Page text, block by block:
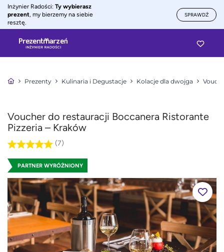
Inżynier Radości: Ty wybierasz
prezent, my bierzemy na siebie
resztę.
SPRAWDŹ
Prezenty Kulinaria i Degustacje Kolacje dla dwojga
Voucher do restauracji Boccanera Ristorante
Pizzeria – Kraków
(7)
PARTNER WYRÓŻNIONY